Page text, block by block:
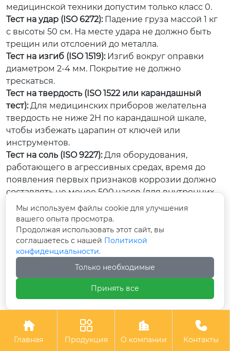
медицинской техники допустим только класс 0.
Тест на удар (ISO 6272):Падение груза массой 1 кг
с высоты 50 см. На месте удара не должно быть
трещин или отслоений до металла.
Тест на изгиб (ISO 1519):Изгиб вокруг оправки
диаметром 2-4 мм. Покрытие не должно
трескаться.
Тест на твердость (ISO 1522 или карандашный
тест):Для медицинских приборов желательна
твердость не ниже 2H по карандашной шкале,
чтобы избежать царапин от ключей или
инструментов.
Тест на соль (ISO 9227):Для оборудования,
работающего в агрессивных средах, время до
появления первых признаков коррозии должно
составлять не менее 500 часов (для внутренних
частей) и 1000+ часов (для внешних).
Сертификация играет ключевую роль при выходе
на международные рынки. Для России и стран
ЕАЭС обязательным является подтверждение
соответствия техническим регламентам (ТР ТС),
где указываются требования к безопасности
материалов, контактирующих с человеком.
услуг покраски говорит о налаженных процессах,
но не заменяет испытаний конкретного изделия.
Для экспорта в Европу критически важно

Главная

Продукция

О компании

Контакты
Мы используем файлы cookie для улучшения
вашего опыта просмотра.
Продолжая использовать этот сайт, вы
соглашаетесь с нашей Политикой
конфиденциальности.
Только необходимые
Принять все